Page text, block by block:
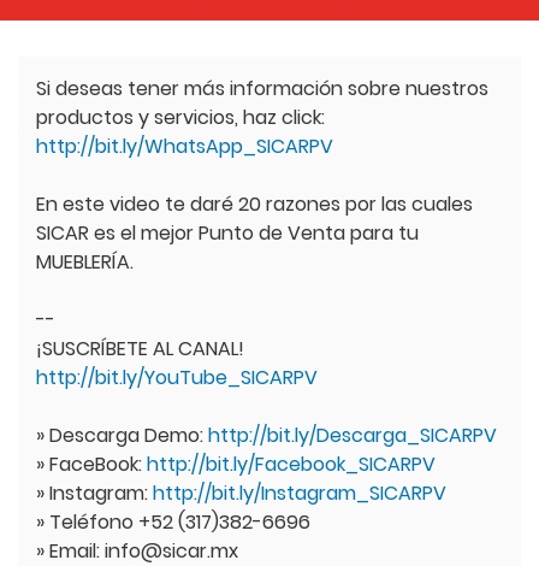
Si deseas tener más información sobre nuestros
productos y servicios, haz click:
http://bit.ly/WhatsApp_SICARPV
En este video te daré 20 razones por las cuales
SICAR es el mejor Punto de Venta para tu
MUEBLERÍA.
--
¡SUSCRÍBETE AL CANAL!
http://bit.ly/YouTube_SICARPV
» Descarga Demo:http://bit.ly/Descarga_SICARPV
» FaceBook:http://bit.ly/Facebook_SICARPV
» Instagram:http://bit.ly/Instagram_SICARPV
» Teléfono +52 (317)382-6696
» Email: info@sicar.mx